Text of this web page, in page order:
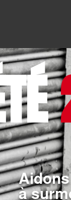
QUÊTES ET
à